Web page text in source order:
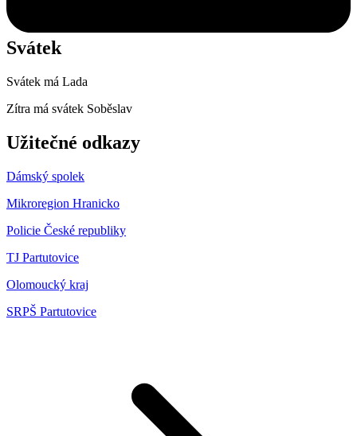
Svátek
Svátek má Lada
Zítra má svátek Soběslav
Užitečné odkazy
Dámský spolek
Mikroregion Hranicko
Policie České republiky
TJ Partutovice
Olomoucký kraj
SRPŠ Partutovice